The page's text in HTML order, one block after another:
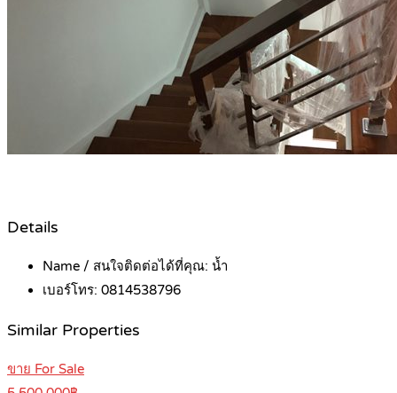
Details
Name / สนใจติดต่อได้ที่คุณ: น้ำ
เบอร์โทร: 0814538796
Similar Properties
ขาย For Sale